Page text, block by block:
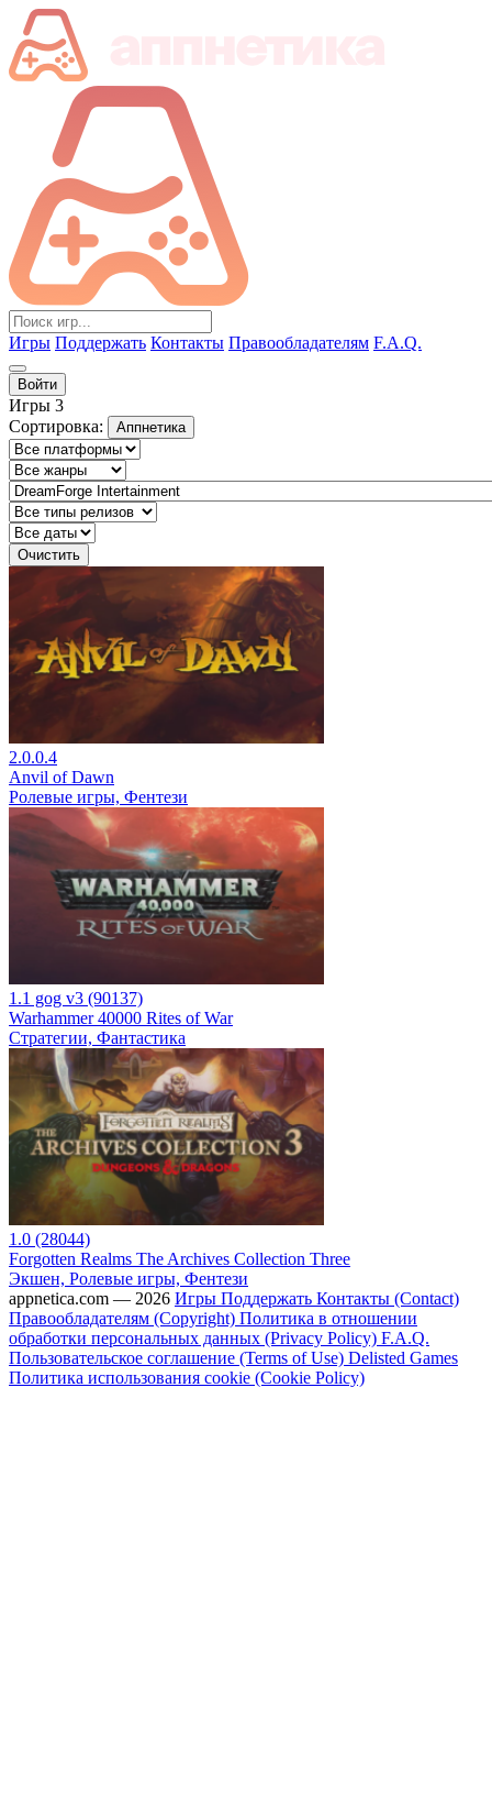
Игры Поддержать Контакты Правообладателям F.A.Q.
Войти
Игры 3
Сортировка:
Аппнетика
Очистить
2.0.0.4
Anvil of Dawn
Ролевые игры, Фентези
1.1 gog v3 (90137)
Warhammer 40000 Rites of War
Стратегии, Фантастика
1.0 (28044)
Forgotten Realms The Archives Collection Three
Экшен, Ролевые игры, Фентези
appnetica.com — 2026 Игры Поддержать Контакты (Contact)
Правообладателям (Copyright) Политика в отношении
обработки персональных данных (Privacy Policy) F.A.Q.
Пользовательское соглашение (Terms of Use) Delisted Games
Политика использования cookie (Cookie Policy)